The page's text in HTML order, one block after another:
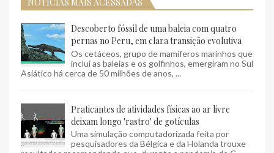
NOTÍCIAS MAIS ACESSADAS
Descoberto fóssil de uma baleia com quatro
pernas no Peru, em clara transição evolutiva
Os cetáceos, grupo de mamíferos marinhos que
inclui as baleias e os golfinhos, emergiram no Sul
Asiático há cerca de 50 milhões de anos, ...
Praticantes de atividades físicas ao ar livre
deixam longo 'rastro' de gotículas
Uma simulação computadorizada feita por
pesquisadores da Bélgica e da Holanda trouxe